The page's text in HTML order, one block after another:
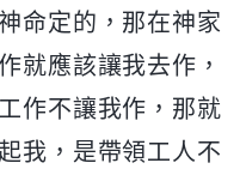
命定的，那在神家
就應該讓我去作，
作不讓我作，那就
我，是帶領工人不